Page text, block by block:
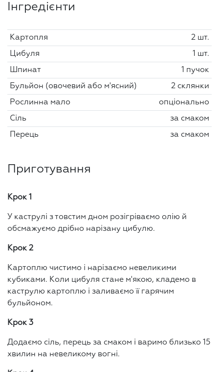
Інгредієнти
Картопля 2 шт.
Цибуля 1 шт.
Шпинат 1 пучок
Бульйон (овочевий або м'ясний) 2 склянки
Рослинна мало опціонально
Сіль за смаком
Перець за смаком
Приготування
Крок 1
У каструлі з товстим дном розігріваємо олію й
обсмажуємо дрібно нарізану цибулю.
Крок 2
Картоплю чистимо і нарізаємо невеликими
кубиками. Коли цибуля стане м'якою, кладемо в
каструлю картоплю і заливаємо її гарячим
бульйоном.
Крок 3
Додаємо сіль, перець за смаком і варимо близько 15
хвилин на невеликому вогні.